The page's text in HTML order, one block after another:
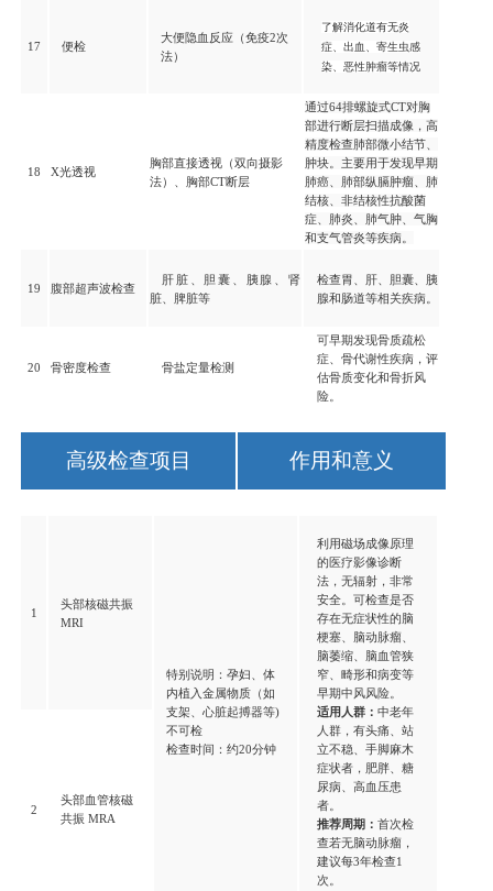
17 便检
大便隐血反应（免疫2次
法）
了解消化道有无炎
症、出血、寄生虫感
染、恶性肿瘤等情况
18 X光透视
胸部直接透视（双向摄影
法）、胸部CT断层
通过64排螺旋式CT对胸
部进行断层扫描成像，高
精度检查肺部微小结节、
肿块。主要用于发现早期
肺癌、肺部纵膈肿瘤、肺
结核、非结核性抗酸菌
症、肺炎、肺气肿、气胸
和支气管炎等疾病。
19 腹部超声波检查
肝脏、胆囊、胰腺、肾
脏、脾脏等
检查胃、肝、胆囊、胰
腺和肠道等相关疾病。
20 骨密度检查 骨盐定量检测
可早期发现骨质疏松
症、骨代谢性疾病，评
估骨质变化和骨折风
险。
高级检查项目 作用和意义
1
头部核磁共振
MRI
特别说明：孕妇、体
内植入金属物质（如
支架、心脏起搏器等)
不可检
检查时间：约20分钟
利用磁场成像原理
的医疗影像诊断
法，无辐射，非常
安全。可检查是否
存在无症状性的脑
梗塞、脑动脉瘤、
脑萎缩、脑血管狭
窄、畸形和病变等
早期中风风险。
适用人群：中老年
人群，有头痛、站
立不稳、手脚麻木
症状者，肥胖、糖
尿病、高血压患
者。
推荐周期：首次检
查若无脑动脉瘤，
建议每3年检查1
次。
2
头部血管核磁
共振 MRA